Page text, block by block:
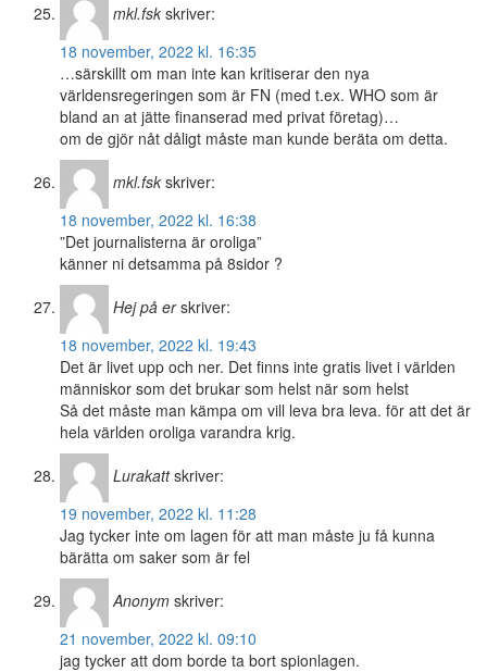
mkl.fsk skriver:
18 november, 2022 kl. 16:35
…särskillt om man inte kan kritiserar den nya
världensregeringen som är FN (med t.ex. WHO som är
bland an at jätte finanserad med privat företag)…
om de gjör nåt dåligt måste man kunde beräta om detta.
mkl.fsk skriver:
18 november, 2022 kl. 16:38
”Det journalisterna är oroliga”
känner ni detsamma på 8sidor ?
Hej på er skriver:
18 november, 2022 kl. 19:43
Det är livet upp och ner. Det finns inte gratis livet i världen
människor som det brukar som helst när som helst
Så det måste man kämpa om vill leva bra leva. för att det är
hela världen oroliga varandra krig.
Lurakatt skriver:
19 november, 2022 kl. 11:28
Jag tycker inte om lagen för att man måste ju få kunna
bärätta om saker som är fel
Anonym skriver:
21 november, 2022 kl. 09:10
jag tycker att dom borde ta bort spionlagen.